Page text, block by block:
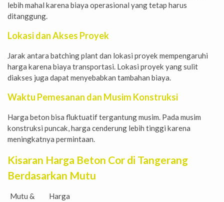
lebih mahal karena biaya operasional yang tetap harus
ditanggung.
Lokasi dan Akses Proyek
Jarak antara batching plant dan lokasi proyek mempengaruhi
harga karena biaya transportasi. Lokasi proyek yang sulit
diakses juga dapat menyebabkan tambahan biaya.
Waktu Pemesanan dan Musim Konstruksi
Harga beton bisa fluktuatif tergantung musim. Pada musim
konstruksi puncak, harga cenderung lebih tinggi karena
meningkatnya permintaan.
Kisaran Harga Beton Cor di Tangerang
Berdasarkan Mutu
Mutu &
Harga